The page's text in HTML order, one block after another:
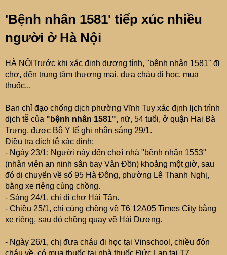
'Bệnh nhân 1581' tiếp xúc nhiều
người ở Hà Nội
HÀ NỘITrước khi xác định dương tính, "bệnh nhân 1581" đi
chợ, đến trung tâm thương mại, đưa cháu đi học, mua
thuốc...
Ban chỉ đạo chống dịch phường Vĩnh Tuy xác định lịch trình
dịch tễ của "bệnh nhân 1581", nữ, 54 tuổi, ở quận Hai Bà
Trưng, được Bộ Y tế ghi nhận sáng 29/1.
Điều tra dịch tễ xác định:
- Ngày 23/1: Người này đến chơi nhà "bệnh nhân 1553"
(nhân viên an ninh sân bay Vân Đồn) khoảng một giờ, sau
đó di chuyển về số 95 Hà Đông, phường Lê Thanh Nghị,
bằng xe riêng cùng chồng.
- Sáng 24/1, chị đi chợ Hải Tân.
- Chiều 25/1, chị cùng chồng về T6 12A05 Times City bằng
xe riêng, sau đó chồng quay về Hải Dương.
- Ngày 26/1, chị đưa cháu đi học tại Vinschool, chiều đón